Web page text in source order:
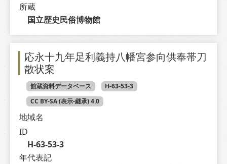
所蔵
国立歴史民俗博物館
応永十九年足利義持八幡宮参向供奉帯刀
散状案
館蔵資料データベース
H-63-53-3
CC BY-SA (表示-継承) 4.0
地域名
ID
H-63-53-3
年代表記